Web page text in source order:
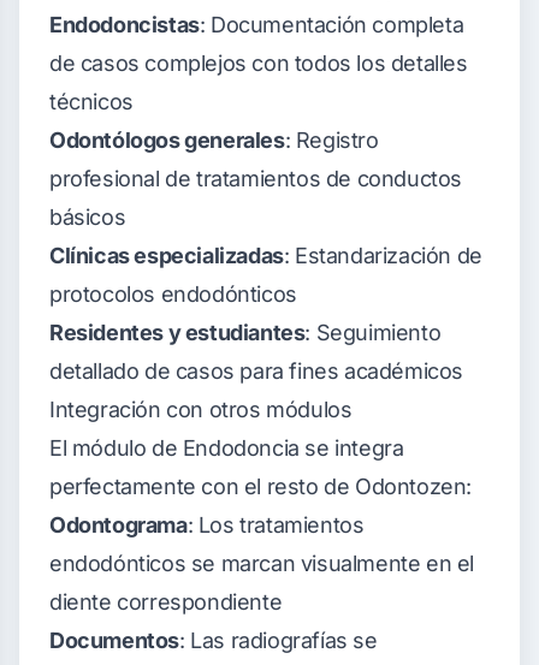
Endodoncistas: Documentación completa
de casos complejos con todos los detalles
técnicos
Odontólogos generales: Registro
profesional de tratamientos de conductos
básicos
Clínicas especializadas: Estandarización de
protocolos endodónticos
Residentes y estudiantes: Seguimiento
detallado de casos para fines académicos
Integración con otros módulos
El módulo de Endodoncia se integra
perfectamente con el resto de Odontozen:
Odontograma: Los tratamientos
endodónticos se marcan visualmente en el
diente correspondiente
Documentos: Las radiografías se